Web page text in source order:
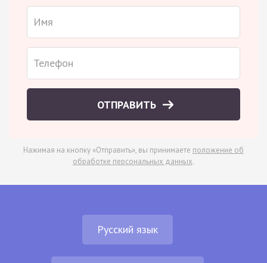
ОТПРАВИТЬ
Нажимая на кнопку «Отправить», вы принимаете положение об
обработке персональных данных.
Русский язык